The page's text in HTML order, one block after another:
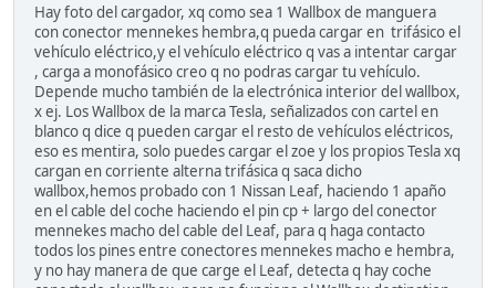
Hay foto del cargador, xq como sea 1 Wallbox de manguera
con conector mennekes hembra,q pueda cargar en trifásico el
vehículo eléctrico,y el vehículo eléctrico q vas a intentar cargar
, carga a monofásico creo q no podras cargar tu vehículo.
Depende mucho también de la electrónica interior del wallbox,
x ej. Los Wallbox de la marca Tesla, señalizados con cartel en
blanco q dice q pueden cargar el resto de vehículos eléctricos,
eso es mentira, solo puedes cargar el zoe y los propios Tesla xq
cargan en corriente alterna trifásica q saca dicho
wallbox,hemos probado con 1 Nissan Leaf, haciendo 1 apaño
en el cable del coche haciendo el pin cp + largo del conector
mennekes macho del cable del Leaf, para q haga contacto
todos los pines entre conectores mennekes macho e hembra,
y no hay manera de que carge el Leaf, detecta q hay coche